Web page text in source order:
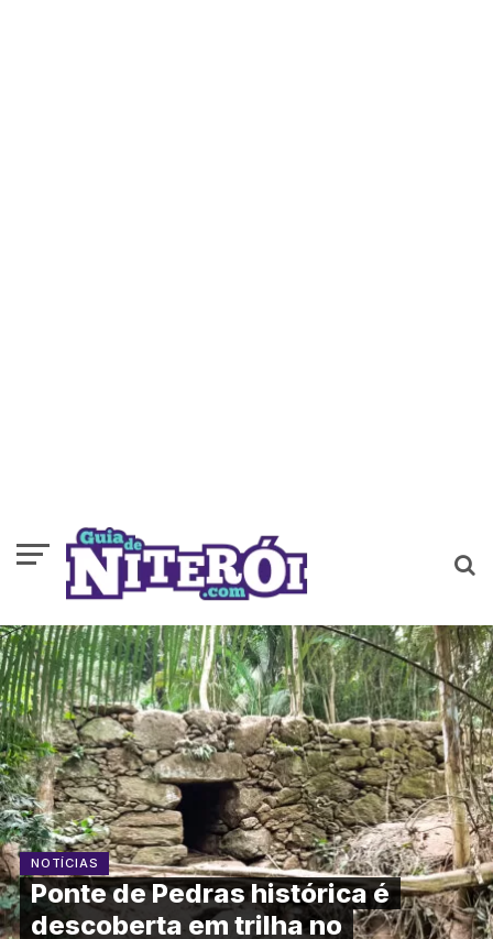
NOTÍCIAS
Ponte de Pedras histórica é
descoberta em trilha no